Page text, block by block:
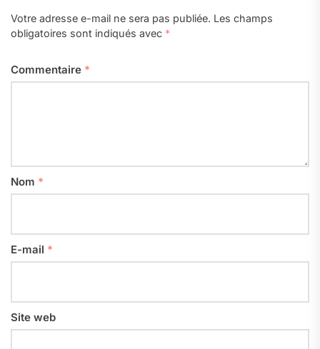
Votre adresse e-mail ne sera pas publiée. Les champs
obligatoires sont indiqués avec *
Commentaire *
Nom *
E-mail *
Site web